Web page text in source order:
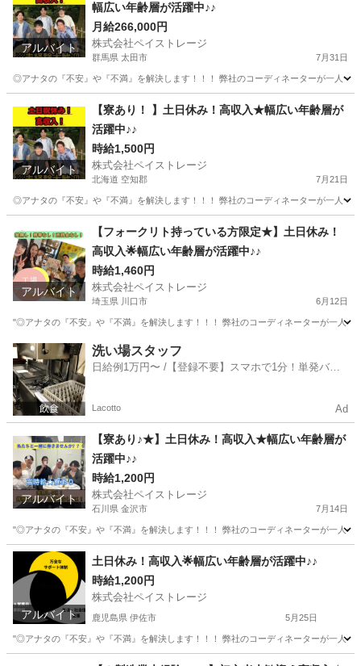
アルバイト
幅広い年齢層が活躍中♪♪
月給266,000円
株式会社ペイストレージ
群馬県 太田市 7月31日
◎アナタの『不安』や『不満』を解決します！！！ 弊社のコーディネーターが一人
軽作業 生年月日
アルバイト
【寮あり！ 】土日休み！高収入★幅広い年齢層が
活躍中♪♪
時給1,500円
株式会社ペイストレージ
北海道 空知郡 7月21日
◎アナタの『不安』や『不満』を解決します！！！ 弊社のコーディネーターが一人
土日
アルバイト
【フォークリト持っている方限定★】土日休み！
高収入🌟幅広い年齢層が活躍中♪♪
時給1,460円
株式会社ペイストレージ
埼玉県 川口市 6月12日
"◎アナタの『不安』や『不満』を解決します！！！ 弊社のコーディネーターが一人
埼玉 川口市 軽作業 埼玉
洗い場スタッフ
日給例1万円〜 /【登録不要】スマホで1分！単発バイ
Lacotto Ad
アルバイト
【寮あり♪★】土日休み！高収入★幅広い年齢層が
活躍中♪♪
時給1,200円
株式会社ペイストレージ
石川県 金沢市 7月14日
"◎アナタの『不安』や『不満』を解決します！！！ 弊社のコーディネーターが一人
石川 金沢市 工場 時給
アルバイト
土日休み！高収入🌟幅広い年齢層が活躍中♪♪
時給1,200円
株式会社ペイストレージ
鹿児島県 伊佐市 5月25日
"◎アナタの『不安』や『不満』を解決します！！！ 弊社のコーディネーターが一人
工場 時給